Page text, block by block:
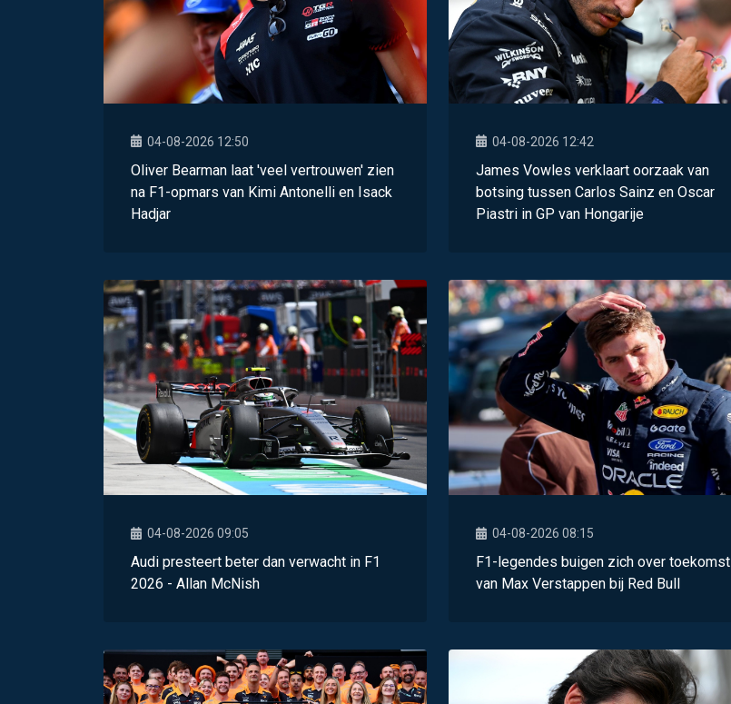
04-08-2026 12:50
Oliver Bearman laat 'veel vertrouwen' zien
na F1-opmars van Kimi Antonelli en Isack
Hadjar
04-08-2026 12:42
James Vowles verklaart oorzaak van
botsing tussen Carlos Sainz en Oscar
Piastri in GP van Hongarije
04-08-2026 09:05
Audi presteert beter dan verwacht in F1
2026 - Allan McNish
04-08-2026 08:15
F1-legendes buigen zich over toekomst
van Max Verstappen bij Red Bull